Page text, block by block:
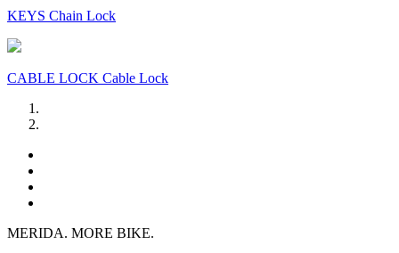
KEYS Chain Lock
CABLE LOCK Cable Lock
MERIDA. MORE BIKE.